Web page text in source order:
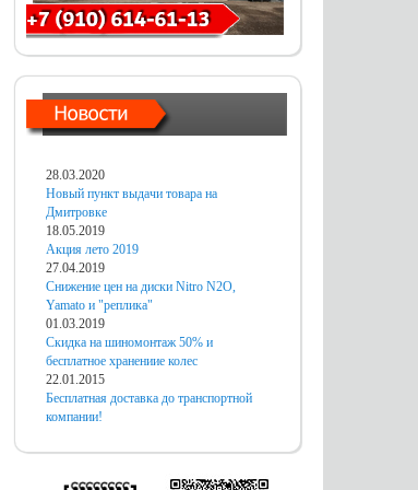
28.03.2020
Новый пункт выдачи товара на
Дмитровке
18.05.2019
Акция лето 2019
27.04.2019
Снижение цен на диски Nitro N2O,
Yamato и "реплика"
01.03.2019
Скидка на шиномонтаж 50% и
бесплатное хранениие колес
22.01.2015
Бесплатная доставка до транспортной
компании!